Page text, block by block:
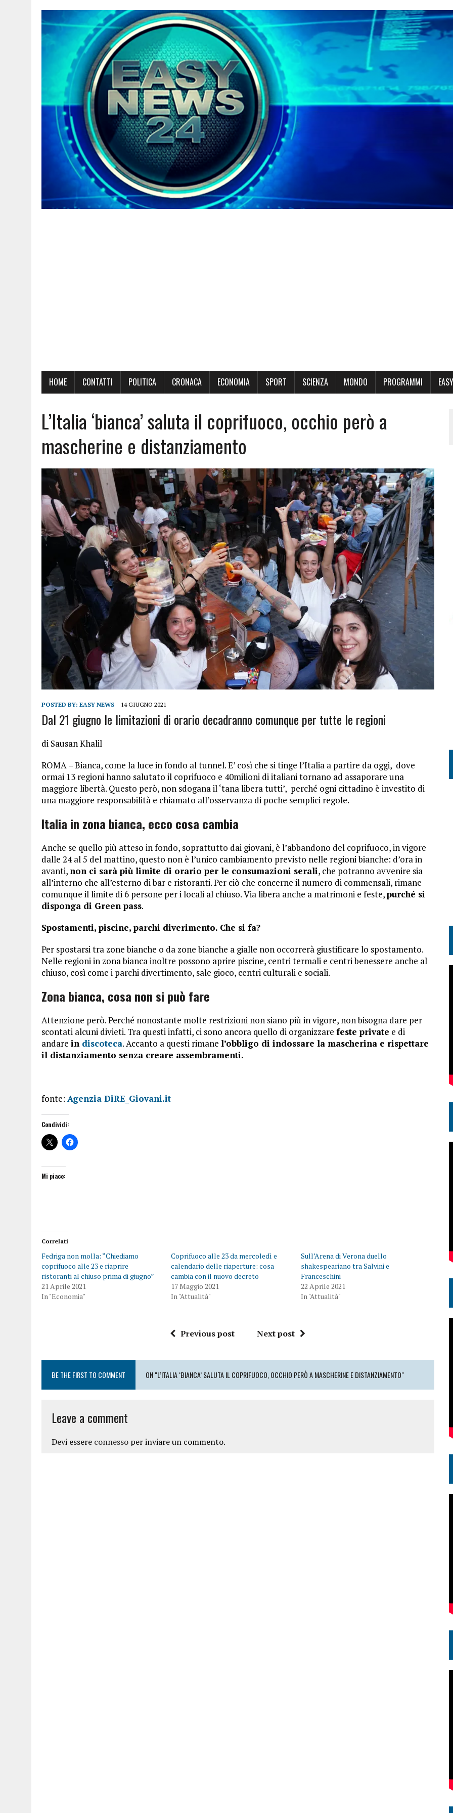
HOME CONTATTI POLITICA CRONACA ECONOMIA SPORT SCIENZA MONDO PROGRAMMI
L’Italia ‘bianca’ saluta il coprifuoco, occhio però a
mascherine e distanziamento
POSTED BY: EASY NEWS 14 GIUGNO 2021
Dal 21 giugno le limitazioni di orario decadranno comunque per tutte le regioni
di Sausan Khalil
ROMA – Bianca, come la luce in fondo al tunnel. E’ così che si tinge l’Italia a partire da oggi, dove
ormai 13 regioni hanno salutato il coprifuoco e 40milioni di italiani tornano ad assaporare una
maggiore libertà. Questo però, non sdogana il ‘tana libera tutti’, perché ogni cittadino è investito di
una maggiore responsabilità e chiamato all’osservanza di poche semplici regole.
Italia in zona bianca, ecco cosa cambia
Anche se quello più atteso in fondo, soprattutto dai giovani, è l’abbandono del coprifuoco, in vigore
dalle 24 al 5 del mattino, questo non è l’unico cambiamento previsto nelle regioni bianche: d’ora in
avanti, non ci sarà più limite di orario per le consumazioni serali, che potranno avvenire sia
all’interno che all’esterno di bar e ristoranti. Per ciò che concerne il numero di commensali, rimane
comunque il limite di 6 persone per i locali al chiuso. Via libera anche a matrimoni e feste,purché si
disponga di Green pass.
Spostamenti, piscine, parchi diverimento. Che si fa?
Per spostarsi tra zone bianche o da zone bianche a gialle non occorrerà giustificare lo spostamento.
Nelle regioni in zona bianca inoltre possono aprire piscine, centri termali e centri benessere anche al
chiuso, così come i parchi divertimento, sale gioco, centri culturali e sociali.
Zona bianca, cosa non si può fare
Attenzione però. Perché nonostante molte restrizioni non siano più in vigore, non bisogna dare per
scontati alcuni divieti. Tra questi infatti, ci sono ancora quello di organizzare feste private e di
andare in discoteca. Accanto a questi rimane l’obbligo di indossare la mascherina e rispettare
il distanziamento senza creare assembramenti.
fonte: Agenzia DiRE_Giovani.it
Condividi:
Mi piace:
Correlati
Fedriga non molla: “Chiediamo
coprifuoco alle 23 e riaprire
ristoranti al chiuso prima di giugno”
21 Aprile 2021
In "Economia"
Coprifuoco alle 23 da mercoledì e
calendario delle riaperture: cosa
cambia con il nuovo decreto
17 Maggio 2021
In "Attualità"
Sull’Arena di Verona duello
shakespeariano tra Salvini e
Franceschini
22 Aprile 2021
In "Attualità"
Previous post Next post
BE THE FIRST TO COMMENT ON "L’ITALIA ‘BIANCA’ SALUTA IL COPRIFUOCO, OCCHIO PERÒ A MASCHERINE E DISTANZIAMENTO"
Leave a comment
Devi essere connesso per inviare un commento.